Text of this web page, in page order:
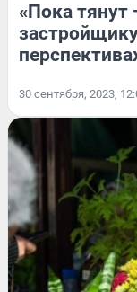
«Пока тянут
30 сентября, 2023,